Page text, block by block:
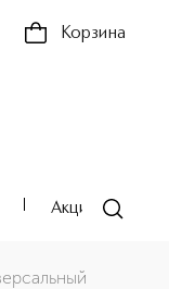
Корзина
Акции